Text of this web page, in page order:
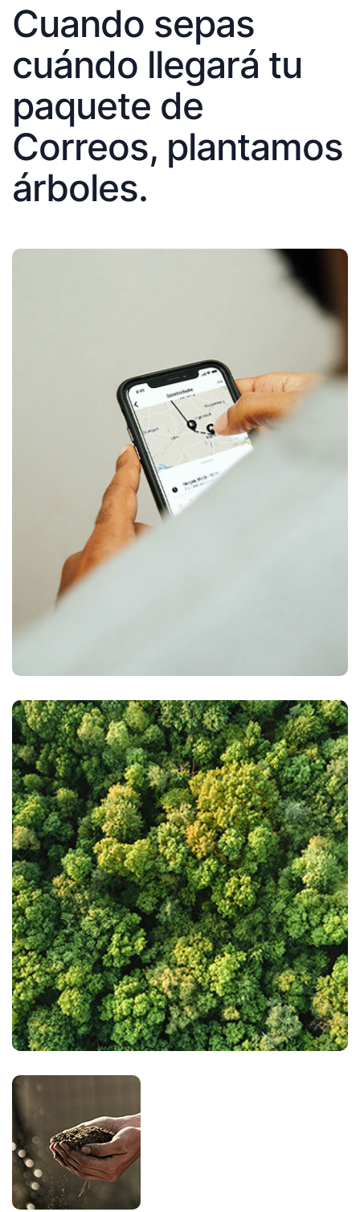
Cuando sepas
cuándo llegará tu
paquete de
Correos, plantamos
árboles.